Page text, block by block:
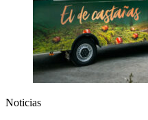
Noticias